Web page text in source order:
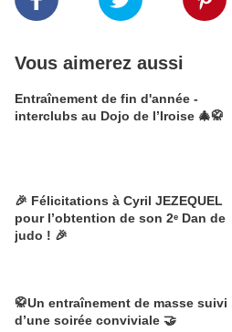
Vous aimerez aussi
Entraînement de fin d'année -
interclubs au Dojo de l’Iroise 🎄🥋
🎉 Félicitations à Cyril JEZEQUEL
pour l’obtention de son 2ᵉ Dan de
judo ! 🎉
🥋Un entraînement de masse suivi
d’une soirée conviviale 🤝